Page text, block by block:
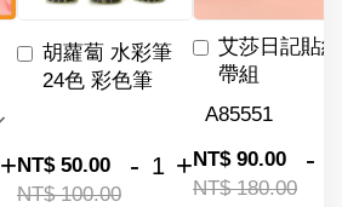
+
胡蘿蔔 水彩筆
24色 彩色筆
NT$ 50.00
NT$ 100.00
- +
艾莎日記貼
帶組
NT$ 90.00
NT$ 180.00
-